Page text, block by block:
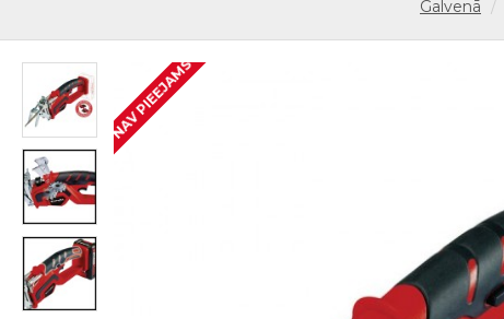
Galvenā
NAV PIEEJAMS